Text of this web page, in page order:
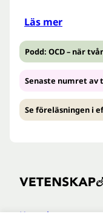
Läs mer
Podd: OCD – när
Senaste numret av
Se föreläsningen i